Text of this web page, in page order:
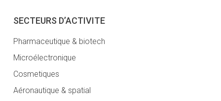
SECTEURS D’ACTIVITE
Pharmaceutique & biotech
Microélectronique
Cosmetiques
Aéronautique & spatial